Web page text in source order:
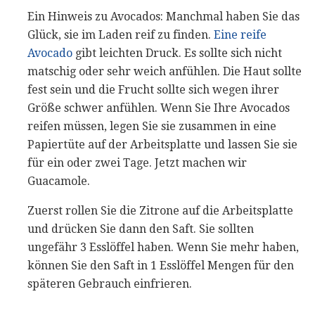
Ein Hinweis zu Avocados: Manchmal haben Sie das
Glück, sie im Laden reif zu finden. Eine reife
Avocado gibt leichten Druck. Es sollte sich nicht
matschig oder sehr weich anfühlen. Die Haut sollte
fest sein und die Frucht sollte sich wegen ihrer
Größe schwer anfühlen. Wenn Sie Ihre Avocados
reifen müssen, legen Sie sie zusammen in eine
Papiertüte auf der Arbeitsplatte und lassen Sie sie
für ein oder zwei Tage. Jetzt machen wir
Guacamole.
Zuerst rollen Sie die Zitrone auf die Arbeitsplatte
und drücken Sie dann den Saft. Sie sollten
ungefähr 3 Esslöffel haben. Wenn Sie mehr haben,
können Sie den Saft in 1 Esslöffel Mengen für den
späteren Gebrauch einfrieren.